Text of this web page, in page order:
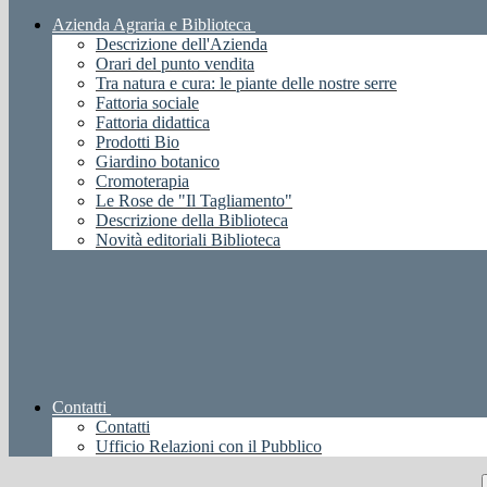
Azienda Agraria e Biblioteca
Descrizione dell'Azienda
Orari del punto vendita
Tra natura e cura: le piante delle nostre serre
Fattoria sociale
Fattoria didattica
Prodotti Bio
Giardino botanico
Cromoterapia
Le Rose de "Il Tagliamento"
Descrizione della Biblioteca
Novità editoriali Biblioteca
Contatti
Contatti
Ufficio Relazioni con il Pubblico